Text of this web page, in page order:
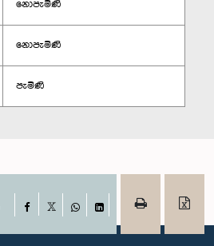
නොපැමිණි
නොපැමිණි
පැමිණි
Facebook
WhatsAppLinkedIn